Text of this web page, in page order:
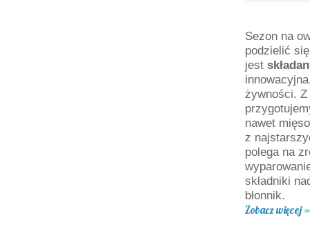
Sezon na
podzielić
jest
żywności. Z
nawet
z
polega na
składniki
błonnik.
Zobacz więcej »